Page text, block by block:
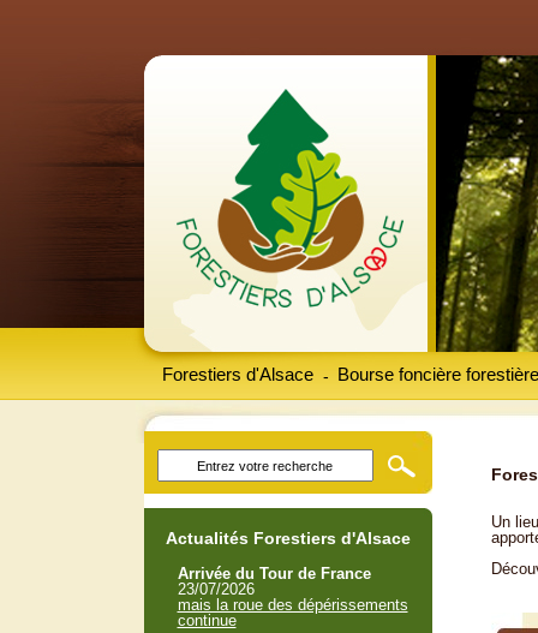
Forestiers d'Alsace Bourse foncière forestière
-
Un
Actualités Forestiers d'Alsace
Arrivée du Tour de France
23/07/2026
mais la roue des dépérissements
continue